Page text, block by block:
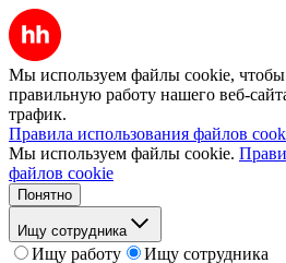
Мы используем файлы cookie, чтобы
правильную работу нашего веб-
трафик.
Правила использования файлов
Мы используем файлы cookie.
файлов cookie
Понятно
Ищу сотрудника
Ищу работу
Ищу сотрудника